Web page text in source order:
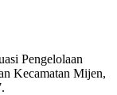
Pengelolaan
Kecamatan Mijen,